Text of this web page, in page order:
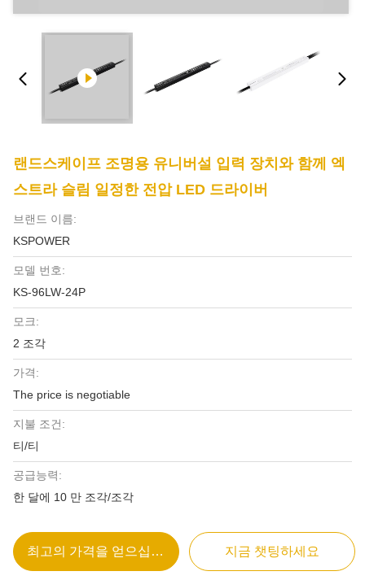
랜드스케이프 조명용 유니버설 입력 장치와 함께 엑
스트라 슬림 일정한 전압 LED 드라이버
브랜드 이름:
KSPOWER
모델 번호:
KS-96LW-24P
모크:
2 조각
가격:
The price is negotiable
지불 조건:
티/티
공급능력:
한 달에 10 만 조각/조각
최고의 가격을 얻으십시오 지금 챗팅하세요